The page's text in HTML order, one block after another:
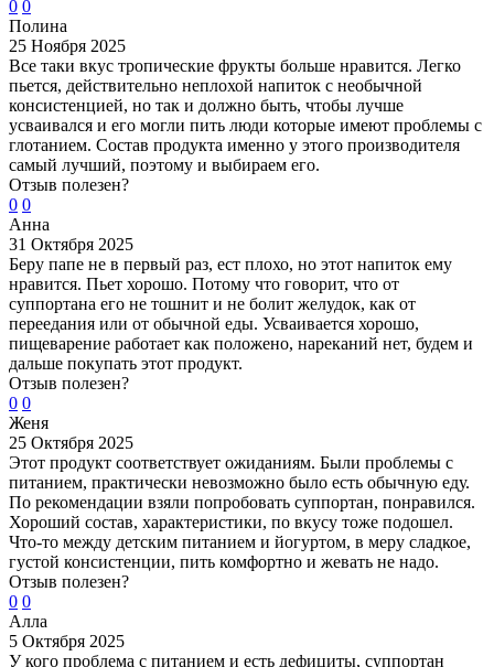
0 0
Полина
25 Ноября 2025
Все таки вкус тропические фрукты больше нравится. Легко
пьется, действительно неплохой напиток с необычной
консистенцией, но так и должно быть, чтобы лучше
усваивался и его могли пить люди которые имеют проблемы с
глотанием. Состав продукта именно у этого производителя
самый лучший, поэтому и выбираем его.
Отзыв полезен?
0 0
Анна
31 Октября 2025
Беру папе не в первый раз, ест плохо, но этот напиток ему
нравится. Пьет хорошо. Потому что говорит, что от
суппортана его не тошнит и не болит желудок, как от
переедания или от обычной еды. Усваивается хорошо,
пищеварение работает как положено, нареканий нет, будем и
дальше покупать этот продукт.
Отзыв полезен?
0 0
Женя
25 Октября 2025
Этот продукт соответствует ожиданиям. Были проблемы с
питанием, практически невозможно было есть обычную еду.
По рекомендации взяли попробовать суппортан, понравился.
Хороший состав, характеристики, по вкусу тоже подошел.
Что-то между детским питанием и йогуртом, в меру сладкое,
густой консистенции, пить комфортно и жевать не надо.
Отзыв полезен?
0 0
Алла
5 Октября 2025
У кого проблема с питанием и есть дефициты, суппортан